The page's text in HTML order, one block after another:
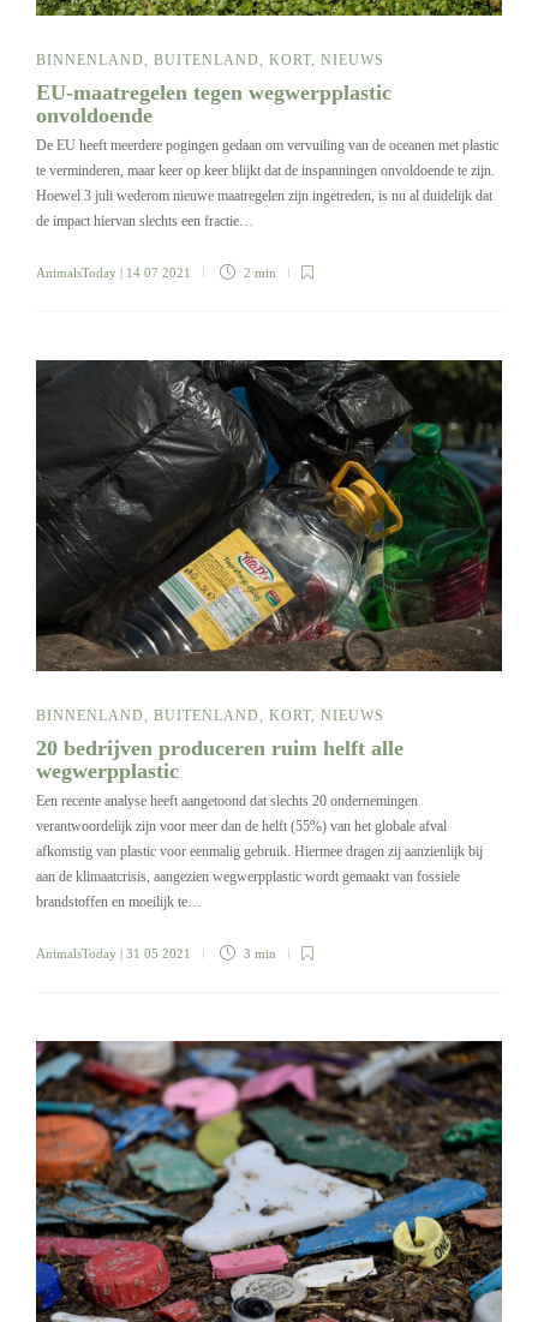
BINNENLAND BUITENLAND KORT NIEUWS
EU-maatregelen tegen wegwerpplastic
onvoldoende
De EU heeft meerdere pogingen gedaan om vervuiling van de oceanen met plastic
te verminderen, maar keer op keer blijkt dat de inspanningen onvoldoende te zijn.
Hoewel 3 juli wederom nieuwe maatregelen zijn ingetreden, is nu al duidelijk dat
de impact hiervan slechts een fractie…
AnimalsToday | 14 07 2021 2 min
BINNENLAND BUITENLAND KORT NIEUWS
20 bedrijven produceren ruim helft alle
wegwerpplastic
Een recente analyse heeft aangetoond dat slechts 20 ondernemingen
verantwoordelijk zijn voor meer dan de helft (55%) van het globale afval
afkomstig van plastic voor eenmalig gebruik. Hiermee dragen zij aanzienlijk bij
aan de klimaatcrisis, aangezien wegwerpplastic wordt gemaakt van fossiele
brandstoffen en moeilijk te…
AnimalsToday | 31 05 2021 3 min